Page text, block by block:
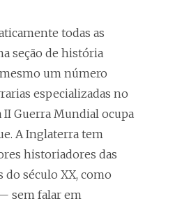
todas as
seção de história
um número
especializadas no
II Guerra Mundial ocupa
A Inglaterra tem
historiadores das
do século XX, como
sem falar em